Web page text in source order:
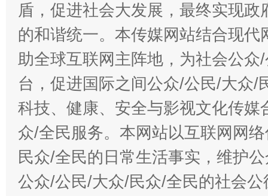
盾，促进社会大发展，最终实现
的和谐统一。本传媒网站结合现
助全球互联网主阵地，为社会公
台，促进国际之间公众/公民/大众/
科技、健康、安全与影视文化传
众/全民服务。本网站以互联网网
民众/全民的日常生活事实，维护
公众/公民/大众/民众/全民的社会公